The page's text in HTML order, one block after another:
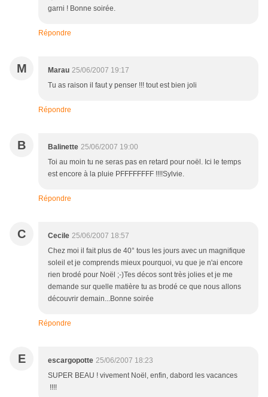
garni ! Bonne soirée.
Répondre
M Marau 25/06/2007 19:17
Tu as raison il faut y penser !!! tout est bien joli
Répondre
B Balinette 25/06/2007 19:00
Toi au moin tu ne seras pas en retard pour noël. Ici le temps
est encore à la pluie PFFFFFFFF !!!!Sylvie.
Répondre
C Cecile 25/06/2007 18:57
Chez moi il fait plus de 40° tous les jours avec un magnifique
soleil et je comprends mieux pourquoi, vu que je n'ai encore
rien brodé pour Noël ;-)Tes décos sont très jolies et je me
demande sur quelle matière tu as brodé ce que nous allons
découvrir demain...Bonne soirée
Répondre
E escargopotte 25/06/2007 18:23
SUPER BEAU ! vivement Noël, enfin, dabord les vacances
!!!!